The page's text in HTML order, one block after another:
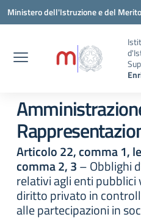
Vai ai contenuti
Vai al menu di navigazione
Vai al footer
Ministero dell'Istruzione e del Merito
Articolo 22, comma 1,
comma 2, 3– Obblighi
relativi agli enti pubblici
diritto privato in
alle partecipazioni in